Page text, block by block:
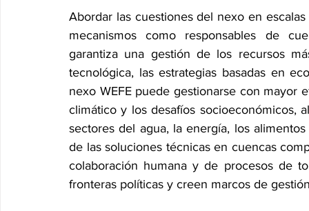
Abordar las cuestiones del nexo en
mecanismos como responsables de
garantiza una gestión de los recursos
tecnológica, las estrategias basadas en
nexo WEFE puede gestionarse con mayor
climático y los desafíos socioeconómicos,
sectores del agua, la energía, los
de las soluciones técnicas en cuencas
colaboración humana y de procesos de
fronteras políticas y creen marcos de